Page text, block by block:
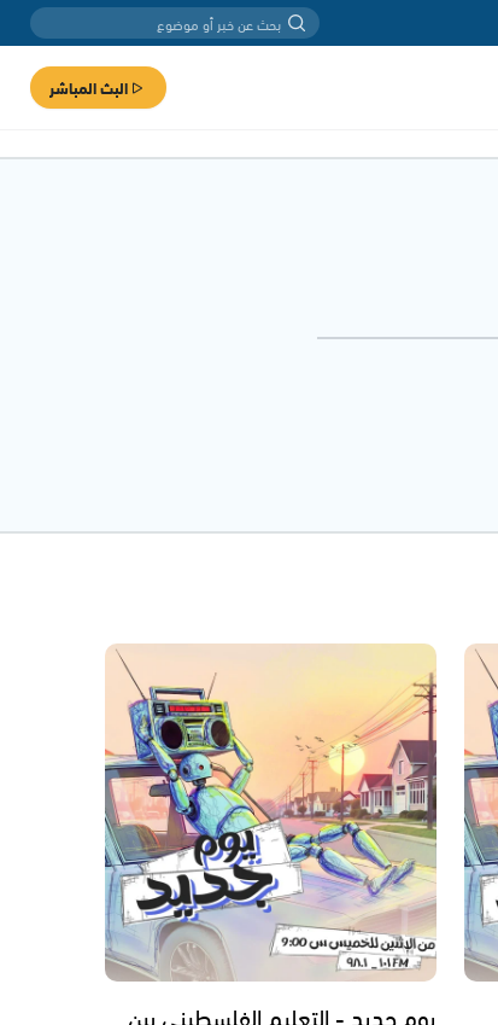
البث المباشر
يوم جديد - التعليم الفلسطيني بين